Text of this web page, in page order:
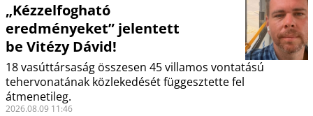
„Kézzelfogható
eredményeket” jelentett
be Vitézy Dávid!
18 vasúttársaság összesen 45 villamos vontatású
tehervonatának közlekedését függesztette fel
átmenetileg.
2026.08.09 11:46